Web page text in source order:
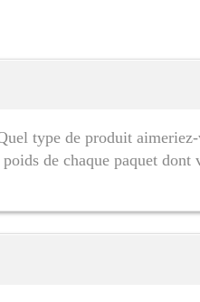
type de produit
de chaque paquet dont